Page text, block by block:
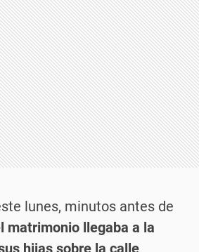
lunes, minutos antes de
matrimonio llegaba a la
hijas sobre la calle